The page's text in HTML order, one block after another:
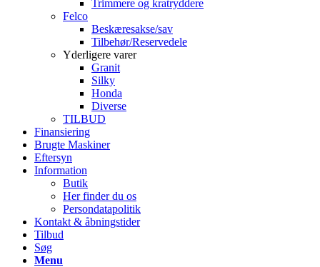
Trimmere og kratryddere
Felco
Beskæresakse/sav
Tilbehør/Reservedele
Yderligere varer
Granit
Silky
Honda
Diverse
TILBUD
Finansiering
Brugte Maskiner
Eftersyn
Information
Butik
Her finder du os
Persondatapolitik
Kontakt & åbningstider
Tilbud
Søg
Menu